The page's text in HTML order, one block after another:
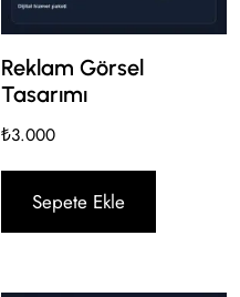
Reklam Görsel
Tasarımı
₺3.000
Sepete Ekle